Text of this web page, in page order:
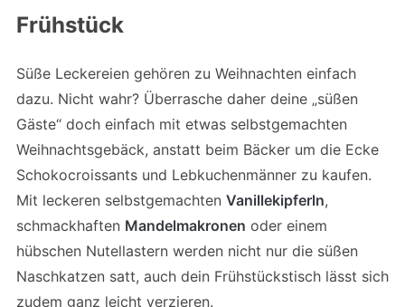
Frühstück
Süße Leckereien gehören zu Weihnachten einfach
dazu. Nicht wahr? Überrasche daher deine „süßen
Gäste“ doch einfach mit etwas selbstgemachten
Weihnachtsgebäck, anstatt beim Bäcker um die Ecke
Schokocroissants und Lebkuchenmänner zu kaufen.
Mit leckeren selbstgemachten Vanillekipferln,
schmackhaften Mandelmakronen oder einem
hübschen Nutellastern werden nicht nur die süßen
Naschkatzen satt, auch dein Frühstückstisch lässt sich
zudem ganz leicht verzieren.